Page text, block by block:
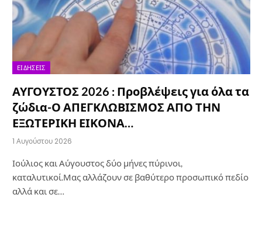
ΕΙΔΉΣΕΙΣ
ΑΥΓΟΥΣΤΟΣ 2026 : Προβλέψεις για όλα τα
ζώδια-Ο ΑΠΕΓΚΛΩΒΙΣΜΟΣ ΑΠΟ ΤΗΝ
ΕΞΩΤΕΡΙΚΗ ΕΙΚΟΝΑ…
1 Αυγούστου 2026
Ιούλιος και Αύγουστος δύο μήνες πύρινοι,
καταλυτικοί.Μας αλλάζουν σε βαθύτερο προσωπικό πεδίο
αλλά και σε…